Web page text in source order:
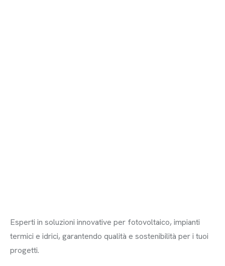
Esperti in soluzioni innovative per fotovoltaico, impianti
termici e idrici, garantendo qualità e sostenibilità per i tuoi
progetti.